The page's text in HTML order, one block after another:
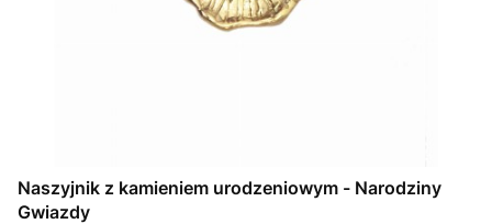
Naszyjnik z kamieniem urodzeniowym - Narodziny
Gwiazdy